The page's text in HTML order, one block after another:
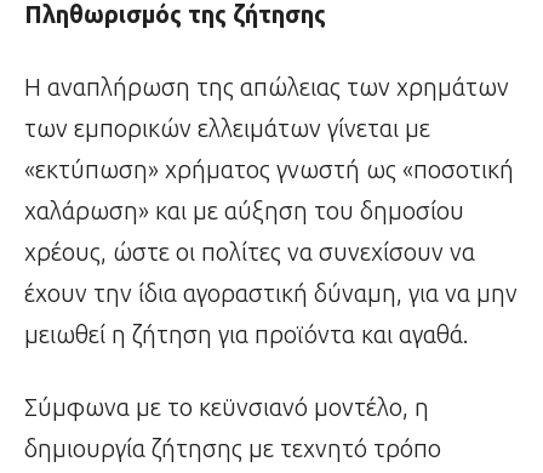
Πληθωρισμός της ζήτησης
Η αναπλήρωση της απώλειας των χρημάτων
των εμπορικών ελλειμάτων γίνεται με
«εκτύπωση» χρήματος γνωστή ως «ποσοτική
χαλάρωση» και με αύξηση του δημοσίου
χρέους, ώστε οι πολίτες να συνεχίσουν να
έχουν την ίδια αγοραστική δύναμη, για να μην
μειωθεί η ζήτηση για προϊόντα και αγαθά.
Σύμφωνα με το κεϋνσιανό μοντέλο, η
δημιουργία ζήτησης με τεχνητό τρόπο